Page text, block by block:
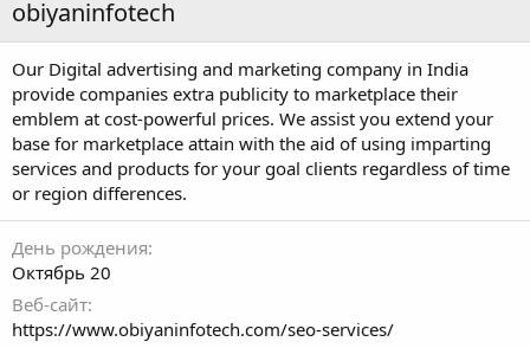
obiyaninfotech
Our Digital advertising and marketing company in India
provide companies extra publicity to marketplace their
emblem at cost-powerful prices. We assist you extend your
base for marketplace attain with the aid of using imparting
services and products for your goal clients regardless of time
or region differences.
День рождения
Октябрь 20
Веб-сайт
https://www.obiyaninfotech.com/seo-services/